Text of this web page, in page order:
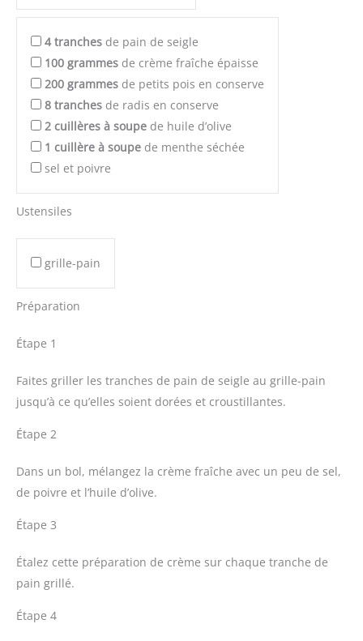
4 tranches de pain de seigle
100 grammes de crème fraîche épaisse
200 grammes de petits pois en conserve
8 tranches de radis en conserve
2 cuillères à soupe de huile d’olive
1 cuillère à soupe de menthe séchée
sel et poivre
Ustensiles
grille-pain
Préparation
Étape 1
Faites griller les tranches de pain de seigle au grille-pain
jusqu’à ce qu’elles soient dorées et croustillantes.
Étape 2
Dans un bol, mélangez la crème fraîche avec un peu de sel,
de poivre et l’huile d’olive.
Étape 3
Étalez cette préparation de crème sur chaque tranche de
pain grillé.
Étape 4